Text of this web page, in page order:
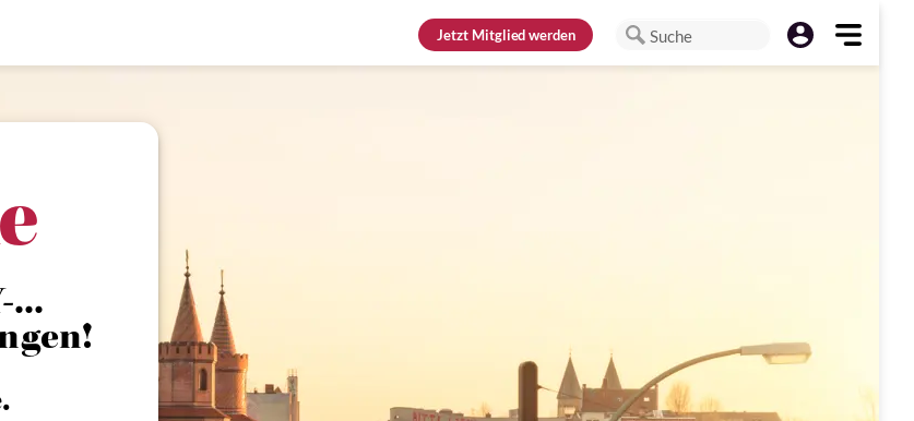
JetztMitglied werden Suche
...